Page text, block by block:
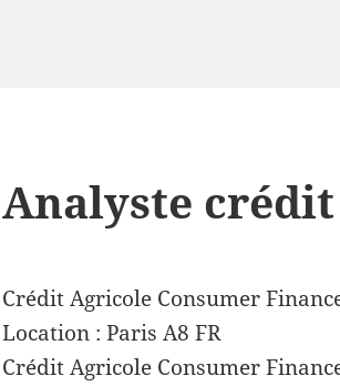
Analyste
Crédit Agricole Consumer
Location :Paris A8 FR
Crédit Agricole Consumer